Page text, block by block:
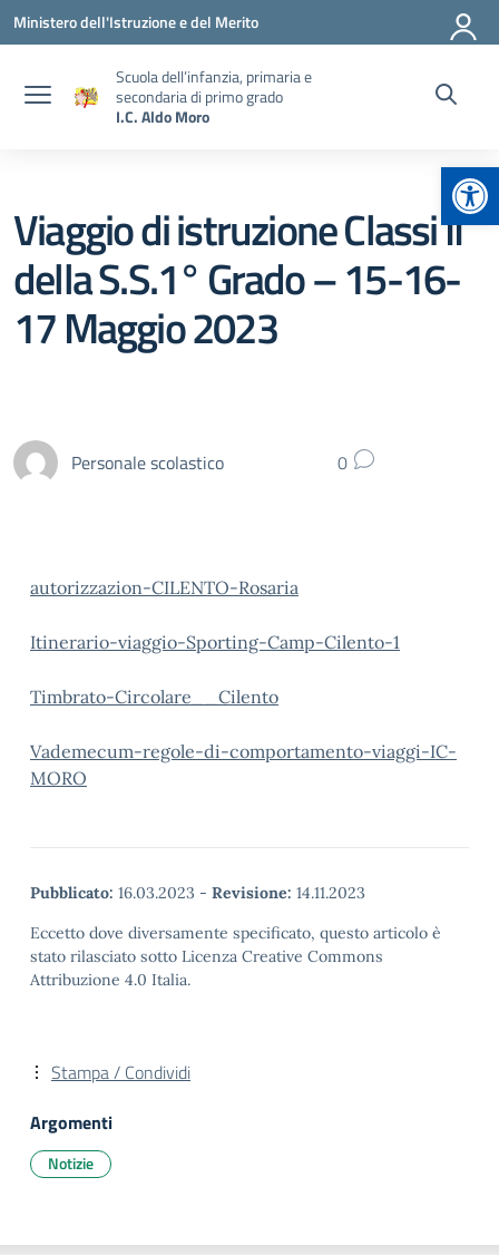
Vai ai contenuti
Vai al menu di navigazione
Vai al footer
Ministero dell'Istruzione e del Merito
Scuola dell’infanzia, primaria e
secondaria di primo grado
I.C. Aldo Moro
Viaggio di istruzione Classi II
della S.S.1° Grado – 15-16-
17 Maggio 2023
Personale scolastico 0
autorizzazion-CILENTO-Rosaria
Itinerario-viaggio-Sporting-Camp-Cilento-1
Timbrato-Circolare__Cilento
Vademecum-regole-di-comportamento-viaggi-IC-
MORO
Pubblicato: 16.03.2023 - Revisione: 14.11.2023
Eccetto dove diversamente specificato, questo articolo è
stato rilasciato sotto Licenza Creative Commons
Attribuzione 4.0 Italia.
Stampa / Condividi
Argomenti
Notizie